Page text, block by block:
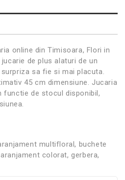
online din Timisoara, Flori in
de plus alaturi de un
sa fie si mai placuta.
45 cm dimensiune. Jucaria
functie de stocul disponibil,
multifloral, buchete
aranjament colorat,gerbera,